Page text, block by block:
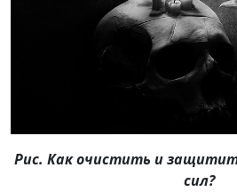
Рис. Как очистить и
сил?